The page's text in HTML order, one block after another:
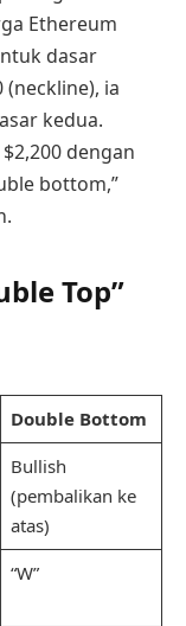
Ethereum
dasar
ia
kedua.
dengan
bottom,”
Top”
Double Bottom
Bullish
(pembalikan ke
atas)
“W”